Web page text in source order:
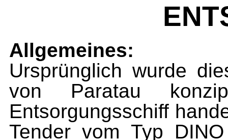
Allgemeines:
Ursprünglich wurde
von Paratau
Entsorgungsschiff
Tender vom Typ